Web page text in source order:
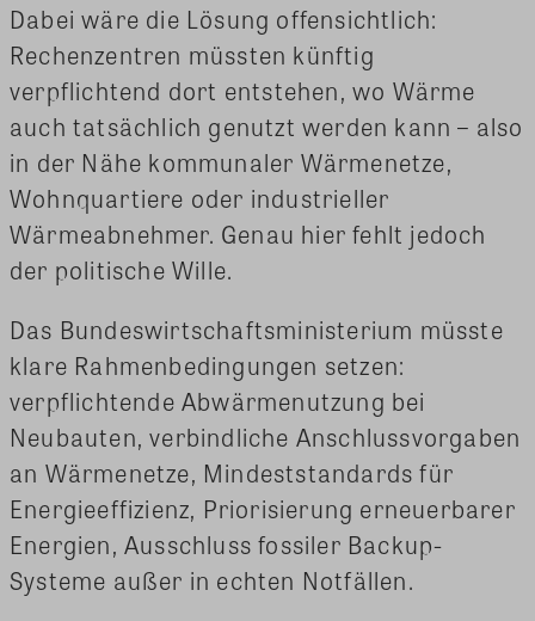
Dabei wäre die Lösung offensichtlich:
Rechenzentren müssten künftig
verpflichtend dort entstehen, wo Wärme
auch tatsächlich genutzt werden kann – also
in der Nähe kommunaler Wärmenetze,
Wohnquartiere oder industrieller
Wärmeabnehmer. Genau hier fehlt jedoch
der politische Wille.
Das Bundeswirtschaftsministerium müsste
klare Rahmenbedingungen setzen:
verpflichtende Abwärmenutzung bei
Neubauten, verbindliche Anschlussvorgaben
an Wärmenetze, Mindeststandards für
Energieeffizienz, Priorisierung erneuerbarer
Energien, Ausschluss fossiler Backup-
Systeme außer in echten Notfällen.